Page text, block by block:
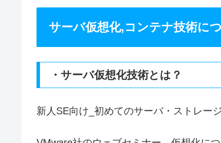
サーバ仮想化,コンテナ技術に
・サーバ仮想化技術とは？
新人SE向け_初めてのサーバ・ストレー